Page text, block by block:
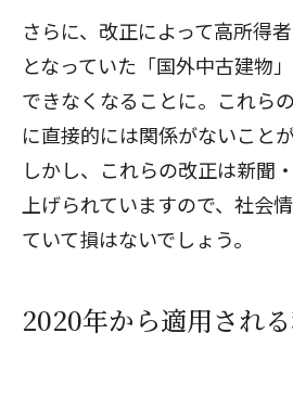
さらに、改正によって高所得
となっていた「国外中古建物
できなくなることに。これら
に直接的には関係がないこと
しかし、これらの改正は新聞
上げられていますので、社会
ていて損はないでしょう。
2020年から適用され
閉じる